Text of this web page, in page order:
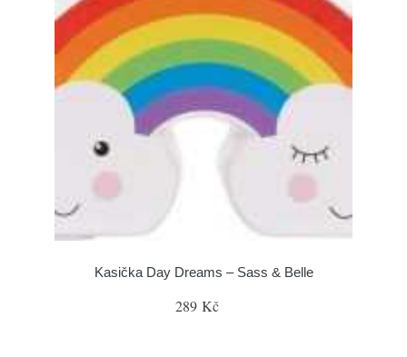
Kasička Day Dreams – Sass & Belle
289 Kč